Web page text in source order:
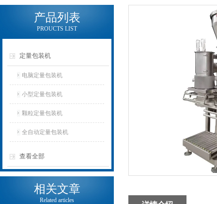
产品列表
PROUCTS LIST
定量包装机
电脑定量包装机
小型定量包装机
颗粒定量包装机
全自动定量包装机
查看全部
相关文章
Related articles